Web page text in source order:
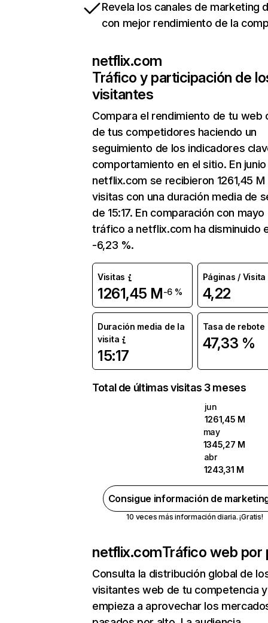
Revela los canales de marketing
con mejor rendimiento de la
netflix.com
Tráfico y participación de
visitantes
Compara el rendimiento de tu web
de tus competidores haciendo un
seguimiento de los indicadores
comportamiento en el sitio. En junio
netflix.com se recibieron 1261,45 M
visitas con una duración media de
de 15:17. En comparación con mayo
tráfico a netflix.com ha disminuido
-6,23 %.
Visitas
1261,45 M-6 %
Páginas / Visita
4,22
Duración media de la
visita
15:17
Tasa de rebote
47,33 %
Total de últimas visitas 3 meses
jun
1261,45 M
may
1345,27 M
abr
1243,31 M
Consigue información de
10 veces más información diaria. ¡Gratis!
netflix.comTráfico web por
Consulta la distribución global de
visitantes web de tu competencia y
empieza a aprovechar los